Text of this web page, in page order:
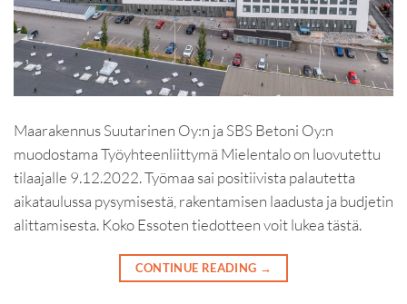
Maarakennus Suutarinen Oy:n ja SBS Betoni Oy:n
muodostama Työyhteenliittymä Mielentalo on luovutettu
tilaajalle 9.12.2022. Työmaa sai positiivista palautetta
aikataulussa pysymisestä, rakentamisen laadusta ja budjetin
alittamisesta. Koko Essoten tiedotteen voit lukea tästä.
CONTINUE READING →